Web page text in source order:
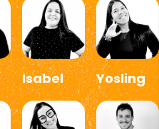
Isabel Yosling